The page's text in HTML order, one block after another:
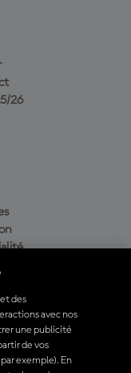
26
des
avec nos
une publicité
de vos
exemple). En